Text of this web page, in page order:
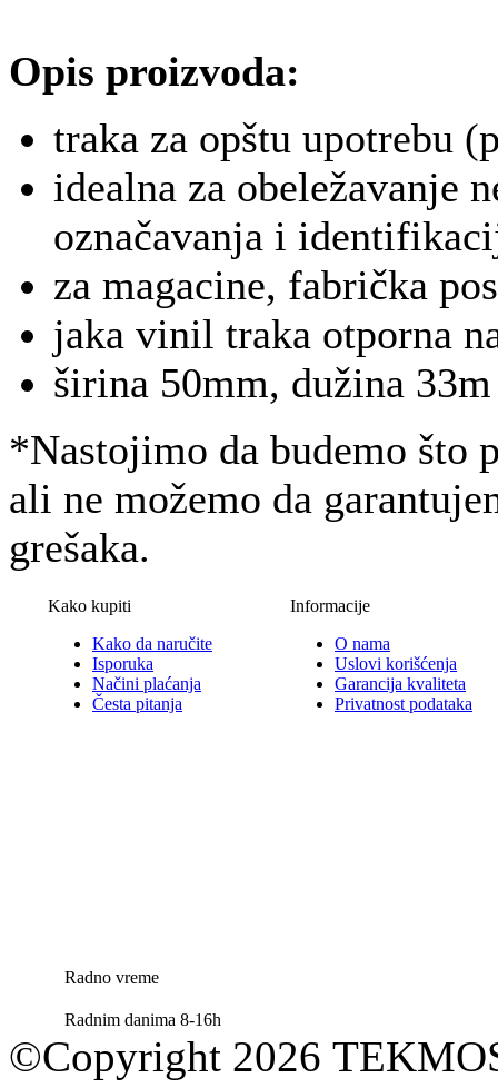
Opis proizvoda:
traka za opštu upotrebu
idealna za obeležavanje
označavanja i
za magacine, fabrička
jaka vinil traka otporna
širina 50mm, dužina 33m
*Nastojimo da budemo što
ali ne možemo da
grešaka.
Kako kupiti
Kako da naručite
Isporuka
Načini plaćanja
Česta pitanja
Informacije
O nama
Uslovi korišćenja
Garancija kvaliteta
Privatnost podataka
Radno vreme
Radnim danima 8-16h
©Copyright 2026